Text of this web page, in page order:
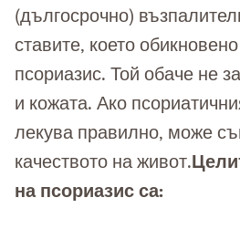
(дългосрочно)
ставите, което
псориазис. Той обаче не
и кожата. Ако
лекува правилно, може
качеството на живот.
на псориазис са: